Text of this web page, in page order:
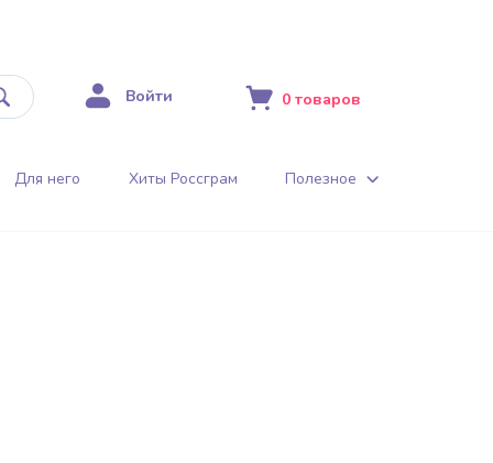
Войти 0 товаров
Для него Хиты Россграм Полезное